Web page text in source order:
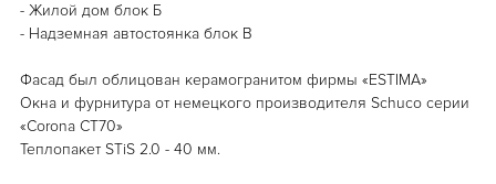
- Жилой дом блок Б
- Надземная автостоянка блок В
Фасад был облицован керамогранитом фирмы «ESTIMA»
Окна и фурнитура от немецкого производителя Schuco серии
«Corona CT70»
Теплопакет STiS 2.0 - 40 мм.